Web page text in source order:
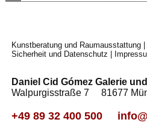
Kunstberatung und Raumausstattung
Sicherheit und Datenschutz
Daniel Cid Gómez Galerie
Walpurgisstraße 7 81677
+49 89 32 400 500